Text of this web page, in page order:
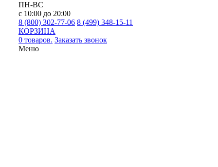
ПН-ВС
с 10:00 до 20:00
8 (800) 302-77-06 8 (499) 348-15-11
КОРЗИНА
0 товаров. Заказать звонок
Меню